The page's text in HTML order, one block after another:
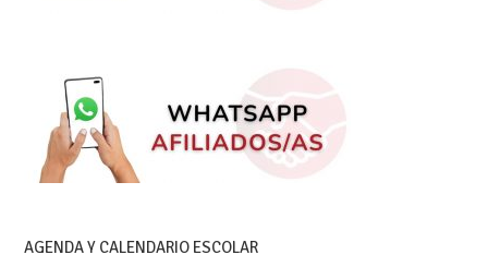
AGENDA Y CALENDARIO ESCOLAR